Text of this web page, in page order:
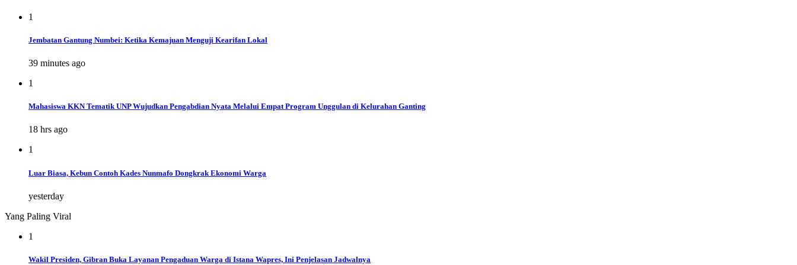
1
Jembatan Gantung Numbei: Ketika Kemajuan Menguji Kearifan Lokal
39 minutes ago
1
Mahasiswa KKN Tematik UNP Wujudkan Pengabdian Nyata Melalui Empat Program Unggulan di Kelurahan Ganting
18 hrs ago
1
Luar Biasa, Kebun Contoh Kades Nunmafo Dongkrak Ekonomi Warga
yesterday
Yang Paling Viral
1
Wakil Presiden, Gibran Buka Layanan Pengaduan Warga di Istana Wapres, Ini Penjelasan Jadwalnya